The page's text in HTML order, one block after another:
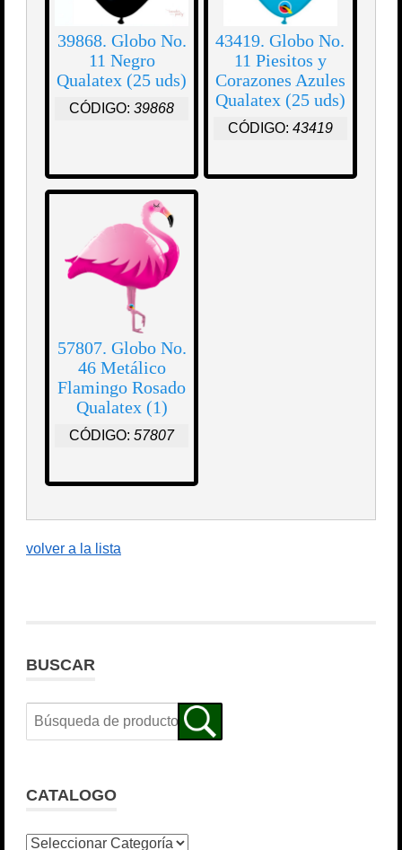
39868. Globo No.
11 Negro
Qualatex (25 uds)
CÓDIGO: 39868
43419. Globo No.
11 Piesitos y
Corazones Azules
Qualatex (25 uds)
CÓDIGO: 43419
57807. Globo No.
46 Metálico
Flamingo Rosado
Qualatex (1)
CÓDIGO: 57807
volver a la lista
BUSCAR
CATALOGO